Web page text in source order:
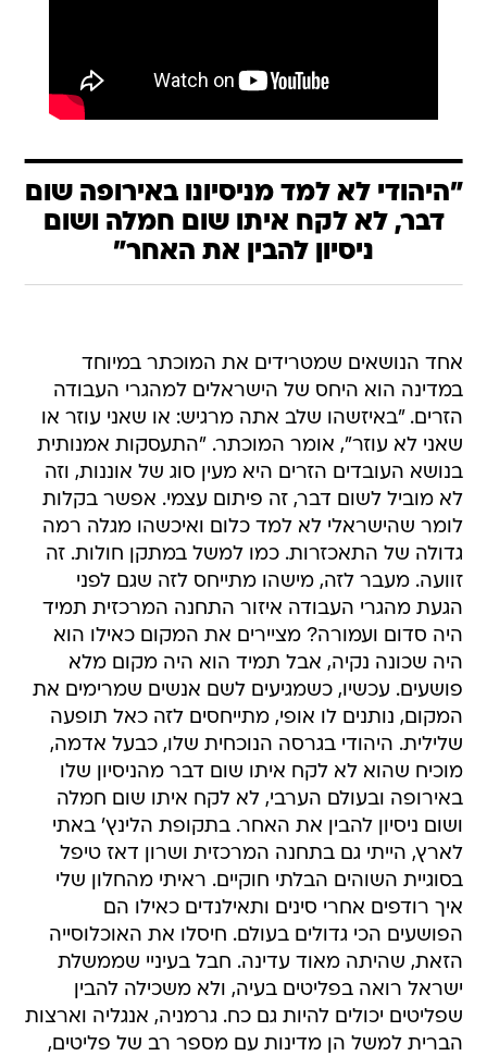
"היהודי לא למד מניסיונו באירופה שום
דבר, לא לקח איתו שום חמלה ושום
ניסיון להבין את האחר"
אחד הנושאים שמטרידים את המוכתר במיוחד
במדינה הוא היחס של הישראלים למהגרי העבודה
הזרים. "באיזשהו שלב אתה מרגיש: או שאני עוזר או
שאני לא עוזר", אומר המוכתר. "התעסקות אמנותית
בנושא העובדים הזרים היא מעין סוג של אוננות, וזה
לא מוביל לשום דבר, זה פיתום עצמי. אפשר בקלות
לומר שהישראלי לא למד כלום ואיכשהו מגלה רמה
גדולה של התאכזרות. כמו למשל במתקן חולות. זה
זוועה. מעבר לזה, מישהו מתייחס לזה שגם לפני
הגעת מהגרי העבודה איזור התחנה המרכזית תמיד
היה סדום ועמורה? מציירים את המקום כאילו הוא
היה שכונה נקיה, אבל תמיד הוא היה מקום מלא
פושעים. עכשיו, כשמגיעים לשם אנשים שמרימים את
המקום, נותנים לו אופי, מתייחסים לזה כאל תופעה
שלילית. היהודי בגרסה הנוכחית שלו, כבעל אדמה,
מוכיח שהוא לא לקח איתו שום דבר מהניסיון שלו
באירופה ובעולם הערבי, לא לקח איתו שום חמלה
ושום ניסיון להבין את האחר. בתקופת הלינץ' באתי
לארץ, הייתי גם בתחנה המרכזית ושרון דאז טיפל
בסוגיית השוהים הבלתי חוקיים. ראיתי מהחלון שלי
איך רודפים אחרי סינים ותאילנדים כאילו הם
הפושעים הכי גדולים בעולם. חיסלו את האוכלוסייה
הזאת, שהיתה מאוד עדינה. חבל בעיניי שממשלת
ישראל רואה בפליטים בעיה, ולא משכילה להבין
שפליטים יכולים להיות גם כח. גרמניה, אנגליה וארצות
הברית למשל הן מדינות עם מספר רב של פליטים,